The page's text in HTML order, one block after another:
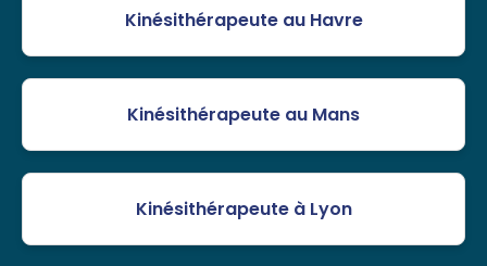
Kinésithérapeute au Havre
Kinésithérapeute au Mans
Kinésithérapeute à Lyon